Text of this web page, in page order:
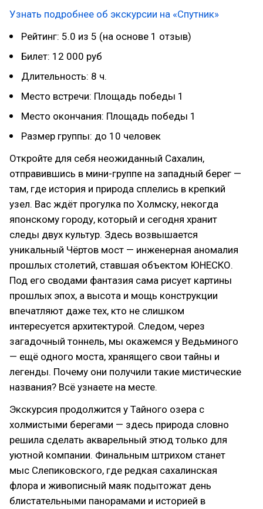
Узнать подробнее об экскурсии на «Спутник»
Рейтинг: 5.0 из 5 (на основе 1 отзыв)
Билет: 12 000 руб
Длительность: 8 ч.
Место встречи: Площадь победы 1
Место окончания: Площадь победы 1
Размер группы: до 10 человек
Откройте для себя неожиданный Сахалин,
отправившись в мини-группе на западный берег —
там, где история и природа сплелись в крепкий
узел. Вас ждёт прогулка по Холмску, некогда
японскому городу, который и сегодня хранит
следы двух культур. Здесь возвышается
уникальный Чёртов мост — инженерная аномалия
прошлых столетий, ставшая объектом ЮНЕСКО.
Под его сводами фантазия сама рисует картины
прошлых эпох, а высота и мощь конструкции
впечатляют даже тех, кто не слишком
интересуется архитектурой. Следом, через
загадочный тоннель, мы окажемся у Ведьминого
— ещё одного моста, хранящего свои тайны и
легенды. Почему они получили такие мистические
названия? Всё узнаете на месте.
Экскурсия продолжится у Тайного озера с
холмистыми берегами — здесь природа словно
решила сделать акварельный этюд только для
уютной компании. Финальным штрихом станет
мыс Слепиковского, где редкая сахалинская
флора и живописный маяк подытожат день
блистательными панорамами и историей в